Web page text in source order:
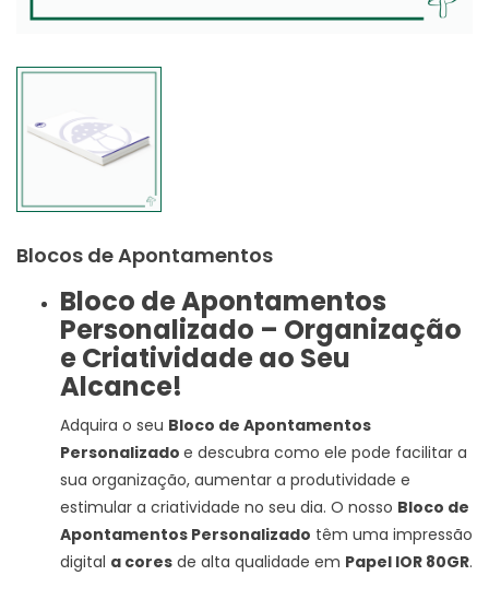
Blocos de Apontamentos
Bloco de Apontamentos
Personalizado – Organização
e Criatividade ao Seu
Alcance!
Adquira o seu Bloco de Apontamentos
Personalizado e descubra como ele pode facilitar a
sua organização, aumentar a produtividade e
estimular a criatividade no seu dia. O nosso Bloco de
Apontamentos Personalizado têm uma impressão
digital a cores de alta qualidade em Papel IOR 80GR.